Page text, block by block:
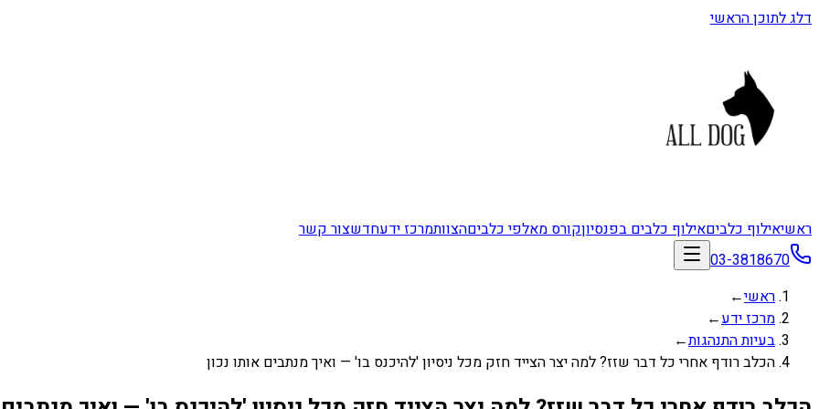
דלג לתוכן הראשי
ראשיאילוף כלביםאילוף כלבים בפנסיוןקורס מאלפי כלביםהצוותמרכז ידעחדשצור קשר
03-3818670
ראשי←
מרכז ידע←
בעיות התנהגות←
הכלב רודף אחרי כל דבר שזז? למה יצר הצייד חזק מכל ניסיון 'להיכנס בו' — ואיך מנתבים אותו נכון